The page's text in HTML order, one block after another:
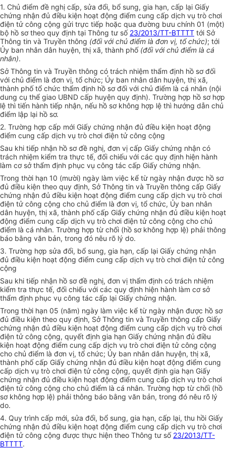
1. Chủ điểm đề nghị cấp, sửa đổi, bổ sung, gia hạn, cấp lại Giấy
chứng nhận đủ điều kiện hoạt động điểm cung cấp dịch vụ trò chơi
điện tử công cộng gửi trực tiếp hoặc qua đường bưu chính 01 (một)
bộ hồ sơ theo quy định tại Thông tư số 23/2013/TT-BTTTT tới Sở
Thông tin và Truyền thông (đối với chủ điểm là đơn vị, tổ chức); tới
Ủy ban nhân dân huyện, thị xã, thành phố (đối với chủ điểm là cá
nhân).
Sở Thông tin và Truyền thông có trách nhiệm thẩm định hồ sơ đối
với chủ điểm là đơn vị, tổ chức; Ủy ban nhân dân huyện, thị xã,
thành phố tổ chức thẩm định hồ sơ đối với chủ điểm là cá nhân (nội
dung cụ thể giao UBND cấp huyện quy định). Trường hợp hồ sơ hợp
lệ thì tiến hành tiếp nhận, nếu hồ sơ không hợp lệ thì hướng dẫn chủ
điểm lập lại hồ sơ.
2. Trường hợp cấp mới Giấy chứng nhận đủ điều kiện hoạt động
điểm cung cấp dịch vụ trò chơi điện tử công cộng
Sau khi tiếp nhận hồ sơ đề nghị, đơn vị cấp Giấy chứng nhận có
trách nhiệm kiểm tra thực tế, đối chiếu với các quy định hiện hành
làm cơ sởthẩm định phục vụ công tác cấp Giấy chứng nhận.
Trong thời hạn 10 (mười) ngày làm việc kể từ ngày nhận được hồ sơ
đủ điều kiện theo quy định, Sở Thông tin và Truyền thông cấp Giấy
chứng nhận đủ điều kiện hoạt động điểm cung cấp dịch vụ trò chơi
điện tử công cộng cho chủ điểm là đơn vị, tổ chức, Ủy ban nhân
dân huyện, thị xã, thành phố cấp Giấy chứng nhận đủ điều kiện hoạt
động điểm cung cấp dịch vụ trò chơi điện tử công cộng cho chủ
điểm là cá nhân. Trường hợp từ chối (hồ sơ không hợp lệ) phải thông
báo bằng văn bản, trong đó nêu rõ lý do.
3. Trường hợp sửa đổi, bổ sung, gia hạn, cấp lại Giấy chứng nhận
đủ điều kiện hoạt động điểm cung cấp dịch vụ trò chơi điện tử công
cộng
Sau khi tiếp nhận hồ sơ đề nghị, đơn vị thẩm định có trách nhiệm
kiểm tra thực tế, đối chiếu với các quy định hiện hành làm cơ sở
thẩm định phục vụ công tác cấp lại Giấy chứng nhận.
Trong thời hạn 05 (năm) ngày làm việc kể từ ngày nhận được hồ sơ
đủ điều kiện theo quy định, Sở Thông tin và Truyền thông cấp Giấy
chứng nhận đủ điều kiện hoạt động điểm cung cấp dịch vụ trò chơi
điện tử công cộng, quyết định gia hạn Giấy chứng nhận đủ điều
kiện hoạt động điểm cung cấp dịch vụ trò chơi điện tử công cộng
cho chủ điểm là đơn vị, tổ chức; Ủy ban nhân dân huyện, thị xã,
thành phố cấp Giấy chứng nhận đủ điều kiện hoạt động điểm cung
cấp dịch vụ trò chơi điện tử công cộng, quyết định gia hạn Giấy
chứng nhận đủ điều kiện hoạt động điểm cung cấp dịch vụ trò chơi
điện tử công cộng cho chủ điểm là cá nhân. Trường hợp từ chối (hồ
sơ không hợp lệ) phải thông báo bằng văn bản, trong đó nêu rõ lý
do.
4. Quy trình cấp mới, sửa đổi, bổ sung, gia hạn, cấp lại, thu hồi Giấy
chứng nhận đủ điều kiện hoạt động điểm cung cấp dịch vụ trò chơi
điện tử công cộng được thực hiện theo Thông tư số 23/2013/TT-
BTTTT.